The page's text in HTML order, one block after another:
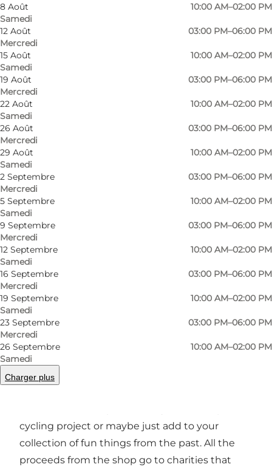
8 Août
Samedi
10:00 AM–02:00 PM
12 Août
Mercredi
03:00 PM–06:00 PM
15 Août
Samedi
10:00 AM–02:00 PM
19 Août
Mercredi
03:00 PM–06:00 PM
22 Août
Samedi
10:00 AM–02:00 PM
26 Août
Mercredi
03:00 PM–06:00 PM
29 Août
Samedi
10:00 AM–02:00 PM
2 Septembre
Mercredi
03:00 PM–06:00 PM
5 Septembre
Samedi
10:00 AM–02:00 PM
9 Septembre
Mercredi
03:00 PM–06:00 PM
12 Septembre
Samedi
10:00 AM–02:00 PM
16 Septembre
Mercredi
03:00 PM–06:00 PM
19 Septembre
Samedi
10:00 AM–02:00 PM
23 Septembre
Mercredi
03:00 PM–06:00 PM
26 Septembre
Samedi
10:00 AM–02:00 PM
Charger plus
Photo
© Ulandsforeningen Svalerne
Photo
©
In this little 2nd hand shop, there are plenty of
clothes, books, knick-knacks, kitchen stuff,
cycling project or maybe just add to your
collection of fun things from the past. All the
proceeds from the shop go to charities that